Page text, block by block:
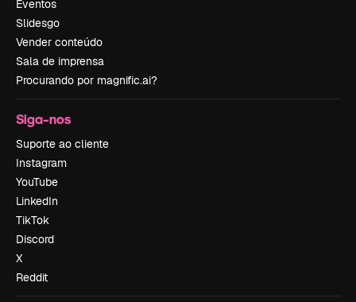
Eventos
Slidesgo
Vender conteúdo
Sala de imprensa
Procurando por magnific.ai?
Siga-nos
Suporte ao cliente
Instagram
YouTube
LinkedIn
TikTok
Discord
X
Reddit